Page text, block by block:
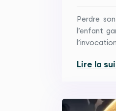
Perdre
l’enfant
Lire la